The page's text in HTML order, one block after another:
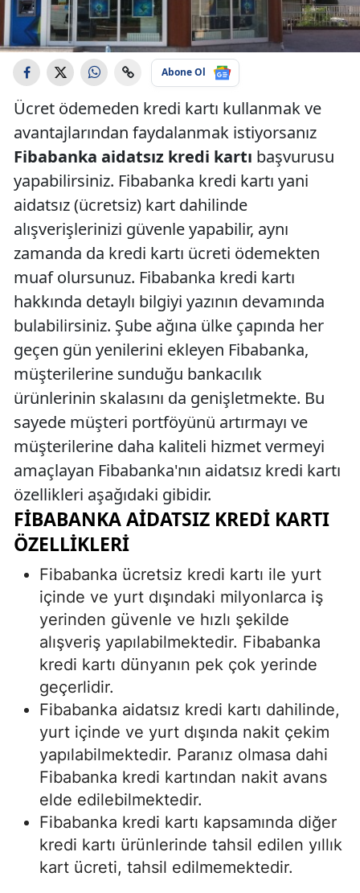
Abone Ol
Ücret ödemeden kredi kartı kullanmak ve
avantajlarından faydalanmak istiyorsanız
Fibabanka aidatsız kredi kartı başvurusu
yapabilirsiniz. Fibabanka kredi kartı yani
aidatsız (ücretsiz) kart dahilinde
alışverişlerinizi güvenle yapabilir, aynı
zamanda da kredi kartı ücreti ödemekten
muaf olursunuz. Fibabanka kredi kartı
hakkında detaylı bilgiyi yazının devamında
bulabilirsiniz. Şube ağına ülke çapında her
geçen gün yenilerini ekleyen Fibabanka,
müşterilerine sunduğu bankacılık
ürünlerinin skalasını da genişletmekte. Bu
sayede müşteri portföyünü artırmayı ve
müşterilerine daha kaliteli hizmet vermeyi
amaçlayan Fibabanka'nın aidatsız kredi kartı
özellikleri aşağıdaki gibidir.
FIBABANKA AIDATSIZ KREDI KARTI
ÖZELLIKLERI
Fibabanka ücretsiz kredi kartı ile yurt
içinde ve yurt dışındaki milyonlarca iş
yerinden güvenle ve hızlı şekilde
alışveriş yapılabilmektedir. Fibabanka
kredi kartı dünyanın pek çok yerinde
geçerlidir.
Fibabanka aidatsız kredi kartı dahilinde,
yurt içinde ve yurt dışında nakit çekim
yapılabilmektedir. Paranız olmasa dahi
Fibabanka kredi kartından nakit avans
elde edilebilmektedir.
Fibabanka kredi kartı kapsamında diğer
kredi kartı ürünlerinde tahsil edilen yıllık
kart ücreti, tahsil edilmemektedir.